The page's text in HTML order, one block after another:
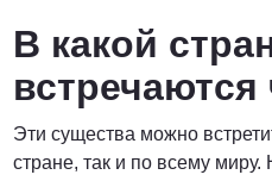
В какой
Эти существа можно
стране, так и по всему